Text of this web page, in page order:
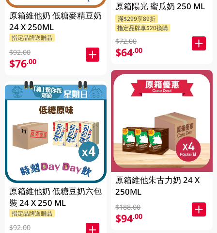
原箱維他奶 低糖麥精豆奶
24 X 250ML
指定品牌送贈品
$92.00
$76.00
原箱維他奶 低糖豆奶六包
裝 24 X 250 ML
指定品牌送贈品
$92.00
原箱陽光 蜜瓜奶 250 ML
滿$299享89折
指定品牌享$20換購
$72.00
$64.00
原箱維他朱古力奶 24 X
250ML
$188.00
$94.00